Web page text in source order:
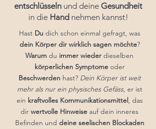
entschlüsselnund deine Gesundheit
in die Hand nehmen kannst!
Hast Dudich schon einmal gefragt, was
dein Körper dir wirklich sagen möchte?
Warum du immer wieder dieselben
körperlichen Symptomeoder
Beschwerdenhast? Dein Körper ist weit
mehr als nur ein physisches Gefäss, er ist
ein kraftvolles Kommunikationsmittel, das
dir wertvolle Hinweise auf dein inneres
Befinden und deine seelischen Blockaden